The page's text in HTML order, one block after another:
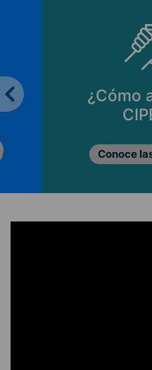
¿Cómo
Conoce